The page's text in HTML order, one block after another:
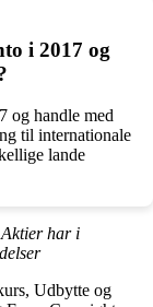
i 2017 og
og handle med
til internationale
lande
har i
Udbytte og